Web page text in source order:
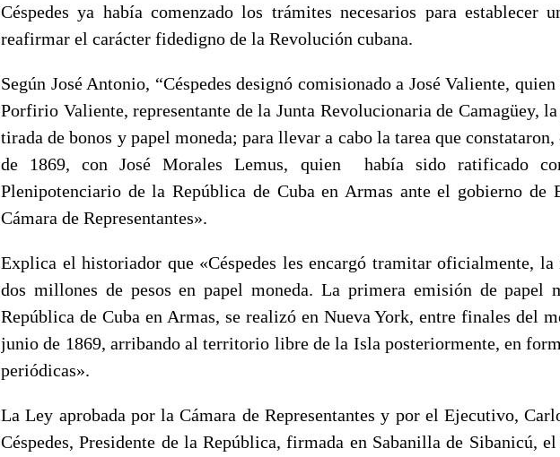
Céspedes ya había comenzado los trámites necesarios para establecer
reafirmar el carácter fidedigno de la Revolución cubana.
Según José Antonio, “Céspedes designó comisionado a José Valiente,
Porfirio Valiente, representante de la Junta Revolucionaria de Camagüey,
tirada de bonos y papel moneda; para llevar a cabo la tarea que
de 1869, con José Morales Lemus, quien había sido ratificado
Plenipotenciario de la República de Cuba en Armas ante el gobierno de
Cámara de Representantes».
Explica el historiador que «Céspedes les encargó tramitar oficialmente, la
dos millones de pesos en papel moneda. La primera emisión de papel
República de Cuba en Armas, se realizó en Nueva York, entre finales del
junio de 1869, arribando al territorio libre de la Isla posteriormente, en
periódicas».
La Ley aprobada por la Cámara de Representantes y por el Ejecutivo,
Céspedes, Presidente de la República, firmada en Sabanilla de Sibanicú,